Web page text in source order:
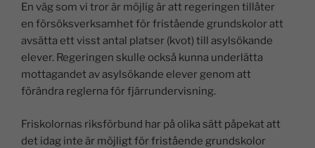
k
e
dI
n
c
e
b
o
k
at
s
A
p
p
y
Li
n
ai
l
a
En väg som vi tror är möjlig är att regeringen tillåter
en försöksverksamhet för fristående grundskolor att
avsätta ett visst antal platser (kvot) till asylsökande
elever. Regeringen skulle också kunna underlätta
mottagandet av asylsökande elever genom att
förändra reglerna för fjärrundervisning.
Friskolornas riksförbund har på olika sätt påpekat att
det idag inte är möjligt för fristående grundskolor